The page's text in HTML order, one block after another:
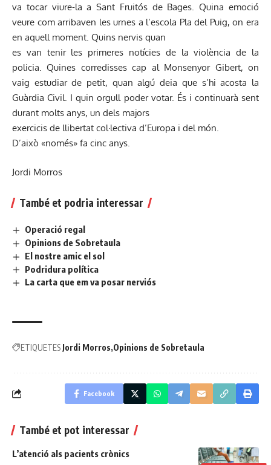
va tocar viure-la a Sant Fruitós de Bages. Quina emoció
veure com arribaven les urnes a l’escola Pla del Puig, on era
en aquell moment. Quins nervis quan
es van tenir les primeres notícies de la violència de la
policia. Quines corredisses cap al Monsenyor Gibert, on
vaig estudiar de petit, quan algú deia que s’hi acosta la
Guàrdia Civil. I quin orgull poder votar. És i continuarà sent
durant molts anys, un dels majors
exercicis de llibertat col·lectiva d’Europa i del món.
D’això «només» fa cinc anys.
Jordi Morros
També et podria interessar
Operació regal
Opinions de Sobretaula
El nostre amic el sol
Podridura política
La carta que em va posar nerviós
ETIQUETES Jordi Morros Opinions de Sobretaula
Facebook
També et pot interessar
L’atenció als pacients crònics